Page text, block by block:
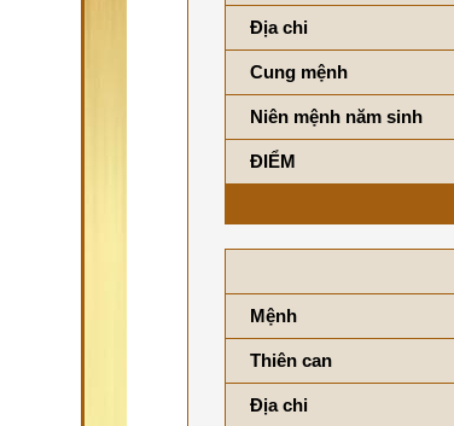
Địa chi
Cung mệnh
Niên mệnh năm sinh
ĐIỂM
Mệnh
Thiên can
Địa chi